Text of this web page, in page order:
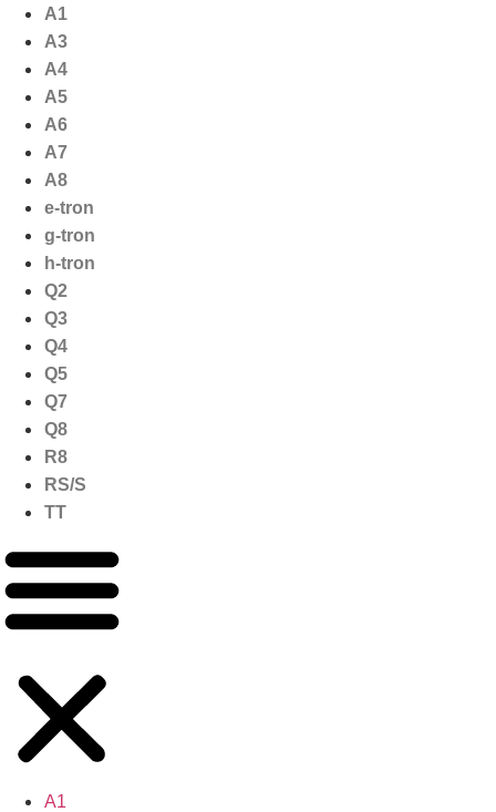
naar
inhoud
A1
A3
A4
A5
A6
A7
A8
e-tron
g-tron
h-tron
Q2
Q3
Q4
Q5
Q7
Q8
R8
RS/S
TT
A1